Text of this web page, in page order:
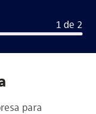
Pyme
1de 2
para